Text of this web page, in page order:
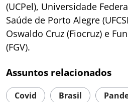
(UCPel), Universidade
Saúde de Porto Alegre
Oswaldo Cruz (Fiocruz) e
(FGV).
Assuntos relacionados
Covid Brasil